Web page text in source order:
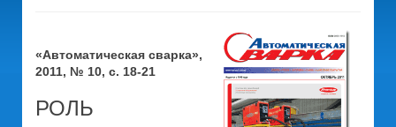
«Автоматическая сварка»,
2011, № 10, с. 18-21
РОЛЬ